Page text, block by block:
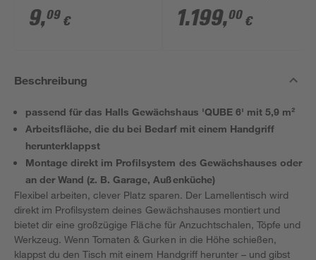
schwarz 20 Stück
9,09 €
312,6 cm mit 3 mm
Sicherheitsglas
1.199,00 €
Beschreibung
passend für das Halls Gewächshaus 'QUBE 6' mit 5,9 m²
Arbeitsfläche, die du bei Bedarf mit einem Handgriff
herunterklappst
Montage direkt im Profilsystem des Gewächshauses oder
an der Wand (z. B. Garage, Außenküche)
Flexibel arbeiten, clever Platz sparen. Der Lamellentisch wird
direkt im Profilsystem deines Gewächshauses montiert und
bietet dir eine großzügige Fläche für Anzuchtschalen, Töpfe und
Werkzeug. Wenn Tomaten & Gurken in die Höhe schießen,
klappst du den Tisch mit einem Handgriff herunter – und gibst